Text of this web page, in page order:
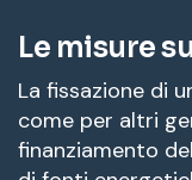
Le misure
La fissazione di
come per altri
finanziamento